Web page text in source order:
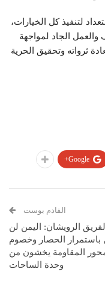
لتنفيذ كل الخيارات،
الجاد لمواجهة
ثرواته وتحقيق الحرية
Google+
القادم بوست
الفريق الرويشان: اليمن لن
باستمرار الحصار وخصوم
المقاومة يخشون من
وحدة الساحات